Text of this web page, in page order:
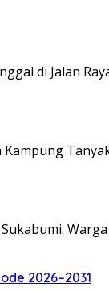
di Jalan
2026–2031